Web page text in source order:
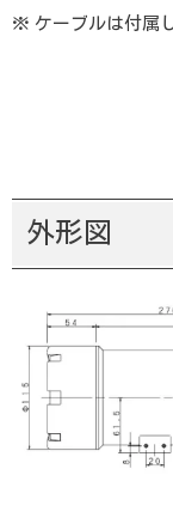
※ ケーブルは付属
外形図